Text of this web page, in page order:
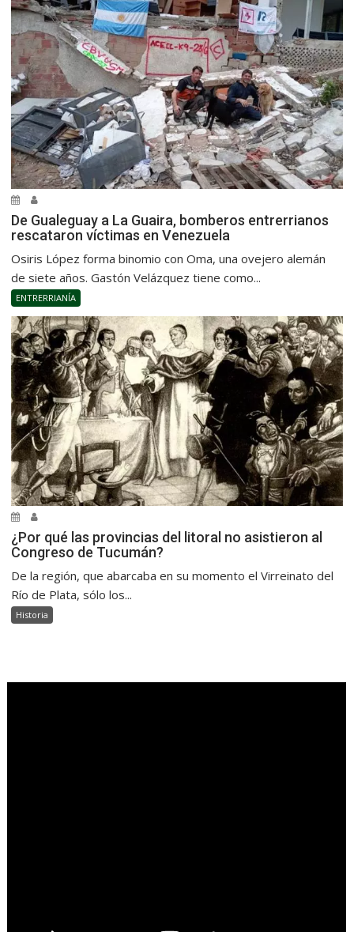
De Gualeguay a La Guaira, bomberos entrerrianos
rescataron víctimas en Venezuela
Osiris López forma binomio con Oma, una ovejero alemán
de siete años. Gastón Velázquez tiene como...
ENTRERRIANÍA
¿Por qué las provincias del litoral no asistieron al
Congreso de Tucumán?
De la región, que abarcaba en su momento el Virreinato del
Río de Plata, sólo los...
Historia